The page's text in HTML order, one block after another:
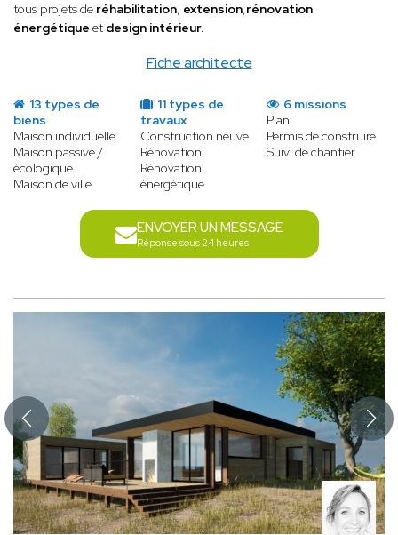
Fiche architecte
tous projets de réhabilitation, extension,rénovation
énergétique et design intérieur.
13 types de
biens
Maison individuelle
Maison passive /
écologique
Maison de ville
11 types de
travaux
Construction neuve
Rénovation
Rénovation
énergétique
6 missions
Plan
Permis de construire
Suivi de chantier
ENVOYER UN MESSAGE
Réponse sous 24 heures